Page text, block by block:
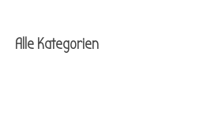
Alle Kategorien